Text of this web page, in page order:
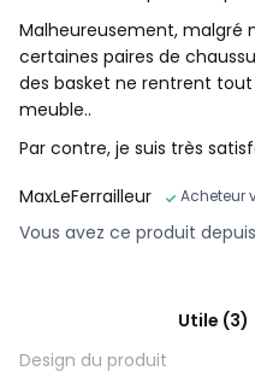
Malheureusement, malgré
certaines paires de
des basket ne rentrent
meuble..
Par contre, je suis très
MaxLeFerrailleur
Acheteur
Vous avez ce produit
Utile (3)
Design du produit